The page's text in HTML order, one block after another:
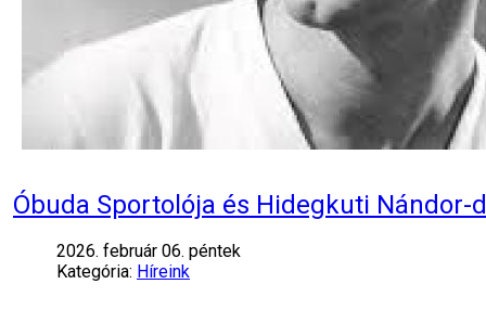
Óbuda Sportolója és Hidegkuti
2026. február 06. péntek
Kategória: Híreink